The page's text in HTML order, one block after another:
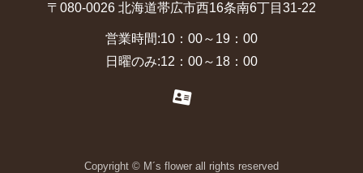
〒080-0026 北海道帯広市西16条南6丁目31-22
営業時間:10：00～19：00
日曜のみ:12：00～18：00
Copyright © M´s flower all rights reserved